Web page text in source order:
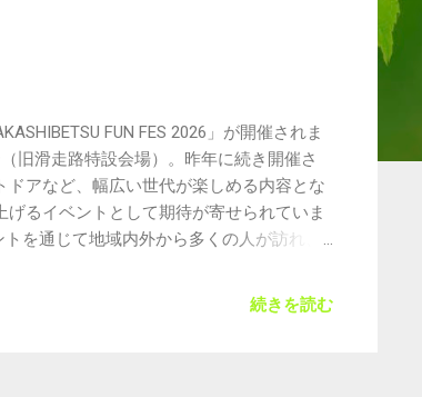
FUN FES 2026」が開催されま
旧滑走路特設会場）。昨年に続き開催さ
アなど、幅広い世代が楽しめる内容とな
るイベントとして期待が寄せられていま
を通じて地域内外から多くの人が訪れ、
れる皆さまは、どうぞ安全に気を付けなが
続きを読む